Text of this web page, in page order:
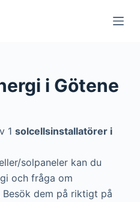
i Götene
1 solcellsinstallatörer i
solpaneler kan du
och fråga om
dem på riktigt på